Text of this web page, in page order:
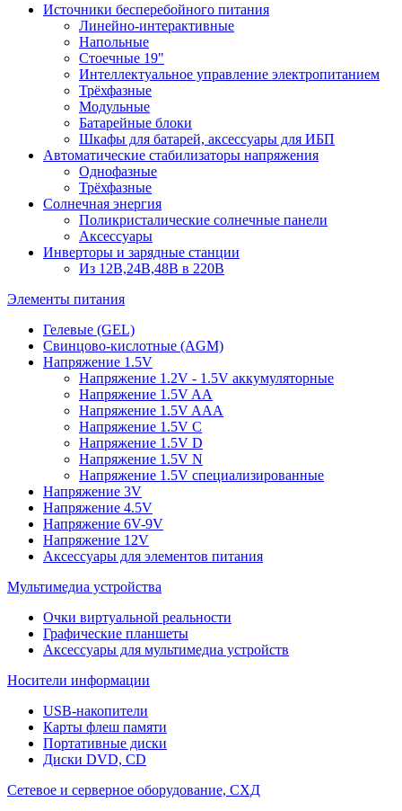
Источники бесперебойного питания
Линейно-интерактивные
Напольные
Стоечные 19"
Интеллектуальное управление электропитанием
Трёхфазные
Модульные
Батарейные блоки
Шкафы для батарей, аксессуары для ИБП
Автоматические стабилизаторы напряжения
Однофазные
Трёхфазные
Солнечная энергия
Поликристалические солнечные панели
Аксессуары
Инверторы и зарядные станции
Из 12В,24В,48В в 220В
Элементы питания
Гелевые (GEL)
Свинцово-кислотные (AGM)
Напряжение 1.5V
Напряжение 1.2V - 1.5V аккумуляторные
Напряжение 1.5V AA
Напряжение 1.5V AAA
Напряжение 1.5V C
Напряжение 1.5V D
Напряжение 1.5V N
Напряжение 1.5V специализированные
Напряжение 3V
Напряжение 4.5V
Напряжение 6V-9V
Напряжение 12V
Аксессуары для элементов питания
Мультимедиа устройства
Очки виртуальной реальности
Графические планшеты
Аксессуары для мультимедиа устройств
Носители информации
USB-накопители
Карты флеш памяти
Портативные диски
Диски DVD, CD
Сетевое и серверное оборудование, СХД